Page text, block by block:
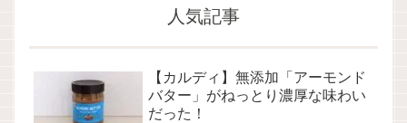
人気記事
【カルディ】無添加「アーモンド
バター」がねっとり濃厚な味わい
だった！